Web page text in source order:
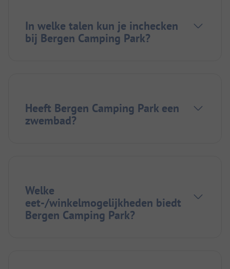
In welke talen kun je inchecken
bij Bergen Camping Park?
Heeft Bergen Camping Park een
zwembad?
Welke
eet-/winkelmogelijkheden biedt
Bergen Camping Park?